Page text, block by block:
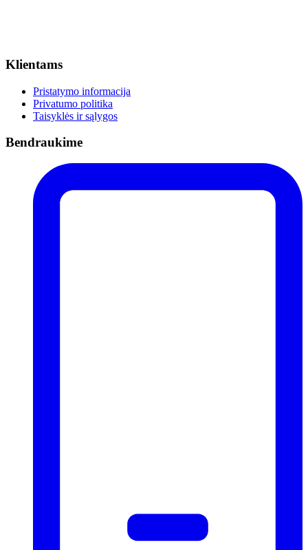
Klientams
Pristatymo informacija
Privatumo politika
Taisyklės ir sąlygos
Bendraukime